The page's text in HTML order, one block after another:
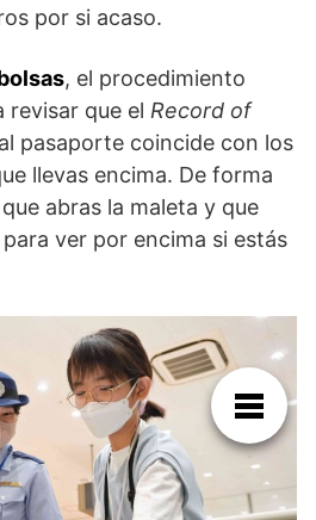
por si acaso.
, el procedimiento
revisar que el Record of
pasaporte coincide con los
llevas encima. De forma
abras la maleta y que
ver por encima si estás